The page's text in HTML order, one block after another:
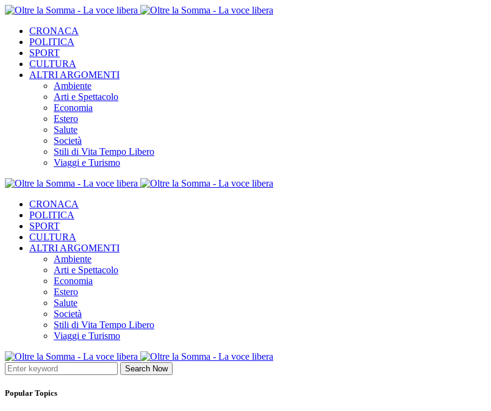
CRONACA
POLITICA
SPORT
CULTURA
ALTRI ARGOMENTI
Ambiente
Arti e Spettacolo
Economia
Estero
Salute
Società
Stili di Vita Tempo Libero
Viaggi e Turismo
CRONACA
POLITICA
SPORT
CULTURA
ALTRI ARGOMENTI
Ambiente
Arti e Spettacolo
Economia
Estero
Salute
Società
Stili di Vita Tempo Libero
Viaggi e Turismo
Search Now
Popular Topics